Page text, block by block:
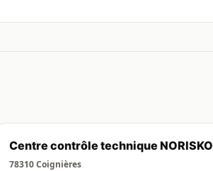
Centre contrôle technique NORISKO
78310 Coignières